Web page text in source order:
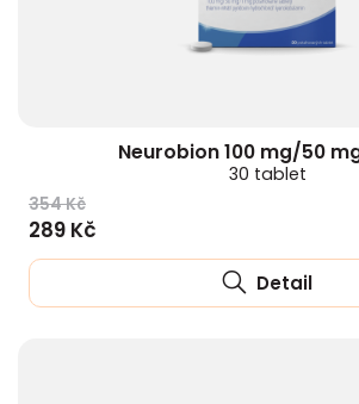
Neurobion 100 mg/50
30 tablet
354 Kč
289 Kč
Detail